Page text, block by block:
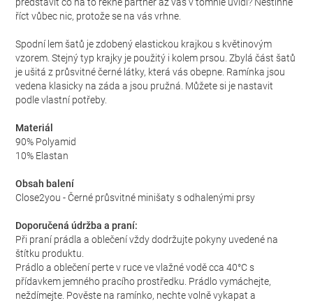
představit co na to řekne partner až vás v tomhle uvidí? Nestihne
říct vůbec nic, protože se na vás vrhne.
Spodní lem šatů je zdobený elastickou krajkou s květinovým
vzorem. Stejný typ krajky je použitý i kolem prsou. Zbylá část šatů
je ušitá z průsvitné černé látky, která vás obepne. Ramínka jsou
vedena klasicky na záda a jsou pružná. Můžete si je nastavit
podle vlastní potřeby.
Materiál
90% Polyamid
10% Elastan
Obsah balení
Close2you - Černé průsvitné minišaty s odhalenými prsy
Doporučená údržba a praní:
Při praní prádla a oblečení vždy dodržujte pokyny uvedené na
štítku produktu.
Prádlo a oblečení perte v ruce ve vlažné vodě cca 40°C s
přídavkem jemného pracího prostředku. Prádlo vymáchejte,
neždímejte. Pověste na ramínko, nechte volně vykapat a